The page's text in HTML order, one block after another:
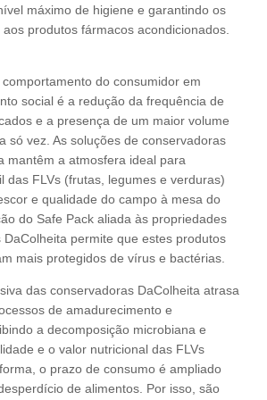
máximo de higiene e garantindo os
produtos fármacos acondicionados.
do consumidor em
social é a redução da frequência de
e a presença de um maior volume
só vez. As soluções de conservadoras
mantêm a atmosfera ideal para
das FLVs (frutas, legumes e verduras)
e qualidade do campo à mesa do
do Safe Pack aliada às propriedades
permite que estes produtos
mais protegidos de vírus e bactérias.
das conservadoras DaColheita atrasa
de amadurecimento e
a decomposição microbiana e
e o valor nutricional das FLVs
o prazo de consumo é ampliado
de alimentos. Por isso, são